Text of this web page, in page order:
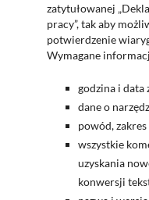
zatytułowanej
pracy”, tak aby
potwierdzenie
Wymagane
godzina i data
dane o
powód,
wszystkie
uzyskania
konwersji